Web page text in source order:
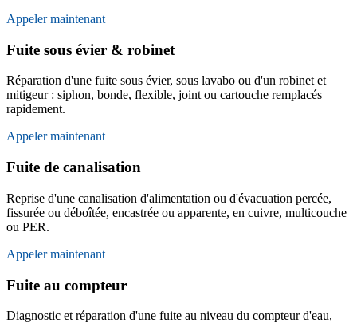
Appeler maintenant
Fuite sous évier & robinet
Réparation d'une fuite sous évier, sous lavabo ou d'un robinet et
mitigeur : siphon, bonde, flexible, joint ou cartouche remplacés
rapidement.
Appeler maintenant
Fuite de canalisation
Reprise d'une canalisation d'alimentation ou d'évacuation percée,
fissurée ou déboîtée, encastrée ou apparente, en cuivre, multicouche
ou PER.
Appeler maintenant
Fuite au compteur
Diagnostic et réparation d'une fuite au niveau du compteur d'eau,